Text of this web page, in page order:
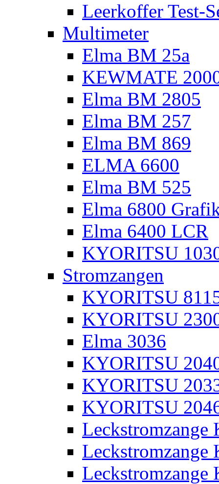
Leerkoffer Test-
Multimeter
Elma BM 25a
KEWMATE
Elma BM 2805
Elma BM 257
Elma BM 869
ELMA 6600
Elma BM 525
Elma 6800
Elma 6400 LCR
KYORITSU
Stromzangen
KYORITSU
KYORITSU
Elma 3036
KYORITSU
KYORITSU
KYORITSU
Leckstromzange
Leckstromzange
Leckstromzange